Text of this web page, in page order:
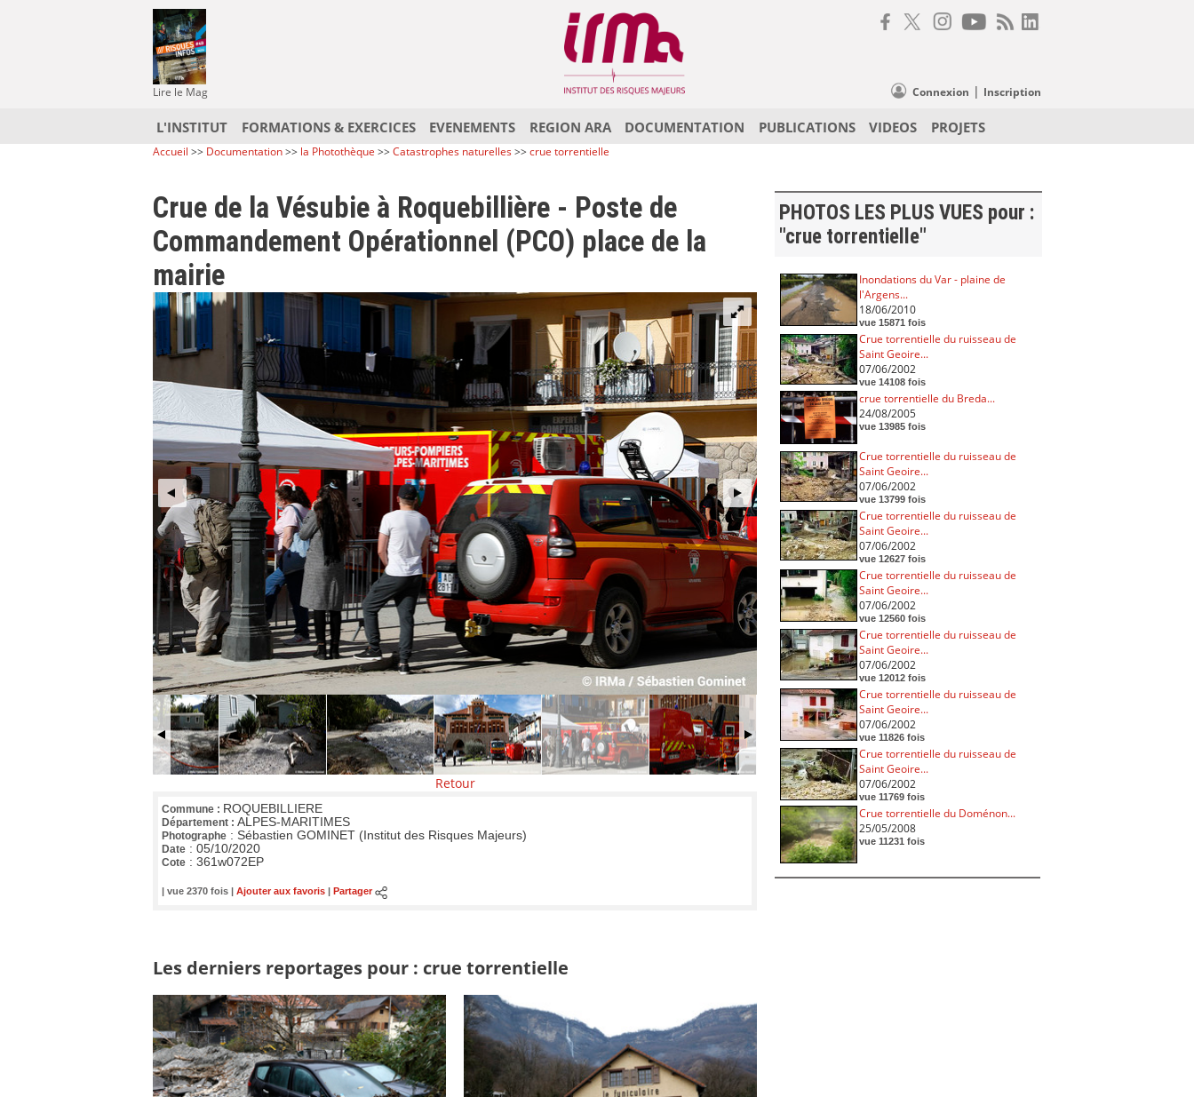
Lire le Mag Connexion | Inscription
L'INSTITUT FORMATIONS & EXERCICES EVENEMENTS REGION ARA DOCUMENTATION PUBLICATIONS VIDEOS PROJETS
Accueil >> Documentation>> la Photothèque >>Catastrophes naturelles>>crue torrentielle
Crue de la Vésubie à Roquebillière - Poste de
Commandement Opérationnel (PCO) place de la
mairie
Retour
Commune : ROQUEBILLIERE
Département : ALPES-MARITIMES
Photographe : Sébastien GOMINET (Institut des Risques Majeurs)
Date : 05/10/2020
Cote : 361w072EP
| vue 2370 fois | Ajouter aux favoris Partager
Les derniers reportages pour : crue torrentielle
PHOTOS LES PLUS VUES pour :
"crue torrentielle"
Inondations du Var - plaine de
l'Argens...
18/06/2010
vue 15871 fois
Crue torrentielle du ruisseau de
Saint Geoire...
07/06/2002
vue 14108 fois
crue torrentielle du Breda...
24/08/2005
vue 13985 fois
Crue torrentielle du ruisseau de
Saint Geoire...
07/06/2002
vue 13799 fois
Crue torrentielle du ruisseau de
Saint Geoire...
07/06/2002
vue 12627 fois
Crue torrentielle du ruisseau de
Saint Geoire...
07/06/2002
vue 12560 fois
Crue torrentielle du ruisseau de
Saint Geoire...
07/06/2002
vue 12012 fois
Crue torrentielle du ruisseau de
Saint Geoire...
07/06/2002
vue 11826 fois
Crue torrentielle du ruisseau de
Saint Geoire...
07/06/2002
vue 11769 fois
Crue torrentielle du Doménon...
25/05/2008
vue 11231 fois